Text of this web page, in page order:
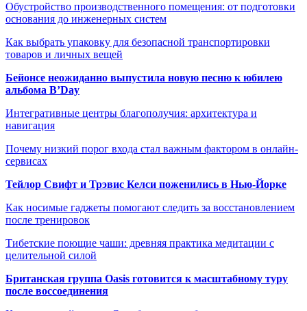
Обустройство производственного помещения: от подготовки
основания до инженерных систем
Как выбрать упаковку для безопасной транспортировки
товаров и личных вещей
Бейонсе неожиданно выпустила новую песню к юбилею
альбома B’Day
Интегративные центры благополучия: архитектура и
навигация
Почему низкий порог входа стал важным фактором в онлайн-
сервисах
Тейлор Свифт и Трэвис Келси поженились в Нью-Йорке
Как носимые гаджеты помогают следить за восстановлением
после тренировок
Тибетские поющие чаши: древняя практика медитации с
целительной силой
Британская группа Oasis готовится к масштабному туру
после воссоединения